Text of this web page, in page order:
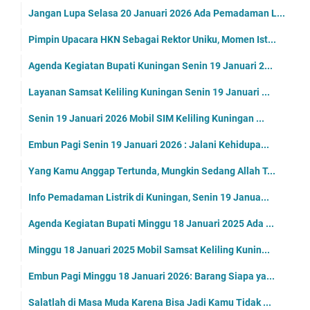
Jangan Lupa Selasa 20 Januari 2026 Ada Pemadaman L...
Pimpin Upacara HKN Sebagai Rektor Uniku, Momen Ist...
Agenda Kegiatan Bupati Kuningan Senin 19 Januari 2...
Layanan Samsat Keliling Kuningan Senin 19 Januari ...
Senin 19 Januari 2026 Mobil SIM Keliling Kuningan ...
Embun Pagi Senin 19 Januari 2026 : Jalani Kehidupa...
Yang Kamu Anggap Tertunda, Mungkin Sedang Allah T...
Info Pemadaman Listrik di Kuningan, Senin 19 Janua...
Agenda Kegiatan Bupati Minggu 18 Januari 2025 Ada ...
Minggu 18 Januari 2025 Mobil Samsat Keliling Kunin...
Embun Pagi Minggu 18 Januari 2026: Barang Siapa ya...
Salatlah di Masa Muda Karena Bisa Jadi Kamu Tidak ...